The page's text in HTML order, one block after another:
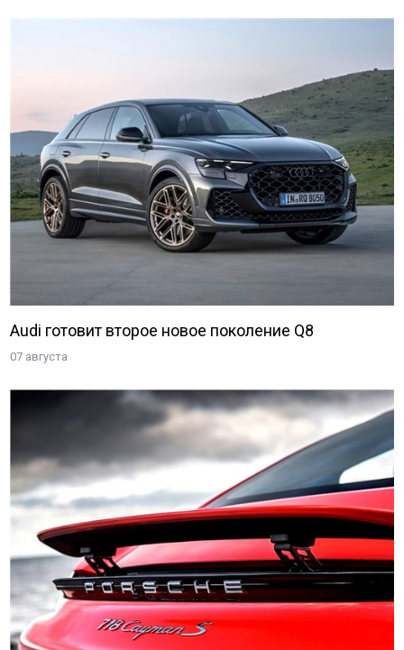
Audi готовит второе новое поколение Q8
07 августа